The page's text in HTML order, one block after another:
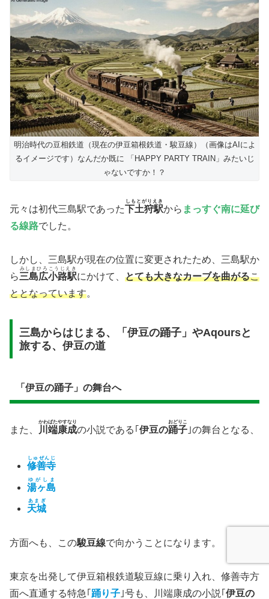
明治時代の豆相鉄道（現在の伊豆箱根鉄道・駿豆線）（画像はAIによ
るイメージです）なんだか既に 「HAPPY PARTY TRAIN」みたいじ
ゃないですか！？
元々は初代三島駅であった下土狩駅
しもとがりえき
から まっすぐ南に延び
る線路でした。
しかし、三島駅が現在の位置に変更されたため、三島駅か
ら三島広小路駅
みしまひろこうじえき
にかけて、 とても大きなカーブを曲がるこ
ととなっています。
三島からはじまる、「伊豆の踊子」やAqoursと
旅する、伊豆の道
「伊豆の踊子」の舞台へ
また、 川端康成
かわばたやすなり
の小説である｢ 伊豆の踊子
おどりこ
｣の舞台となる、
修善寺
しゅぜんじ
湯ヶ島
ゆがしま
天城
あまぎ
方面へも、この駿豆線で向かうことになります。
東京を出発して伊豆箱根鉄道駿豆線に乗り入れ、修善寺方
面へ直通する特急｢ 踊り子 ｣号も、川端康成の小説｢ 伊豆の